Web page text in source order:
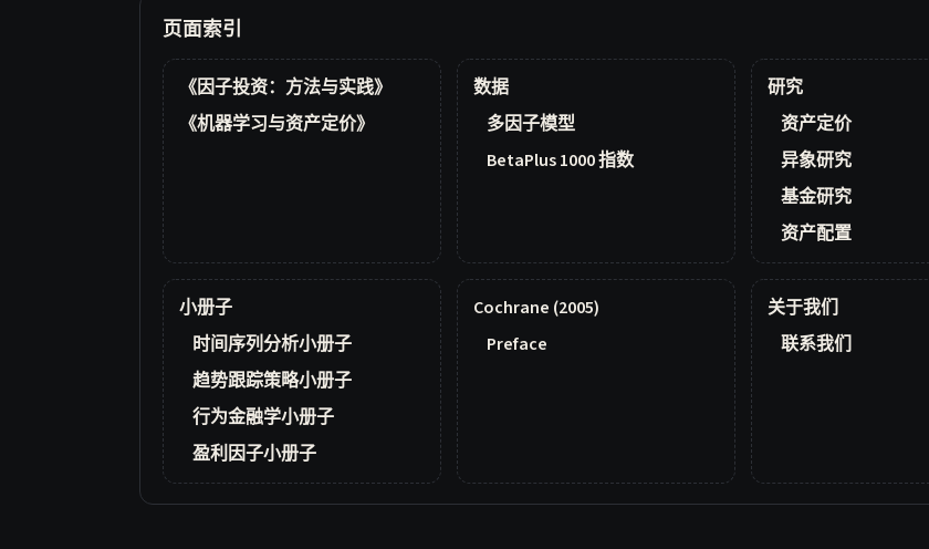
页面索引
《因子投资：方法与实践》
《机器学习与资产定价》
数据
多因子模型
BetaPlus 1000 指数
研究
资产定价
异象研究
基金研究
资产配置
小册子
时间序列分析小册子
趋势跟踪策略小册子
行为金融学小册子
盈利因子小册子
Cochrane (2005)
Preface
关于我们
联系我们